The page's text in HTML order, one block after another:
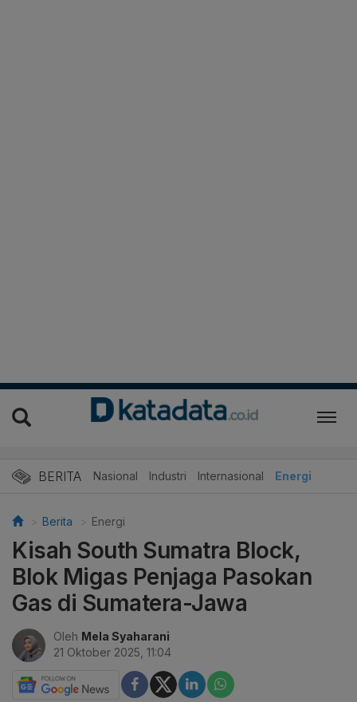
BERITA Nasional Industri Internasional Energi
Berita Energi
Kisah South Sumatra Block,
Blok Migas Penjaga Pasokan
Gas di Sumatera-Jawa
Oleh Mela Syaharani
21 Oktober 2025, 11:04